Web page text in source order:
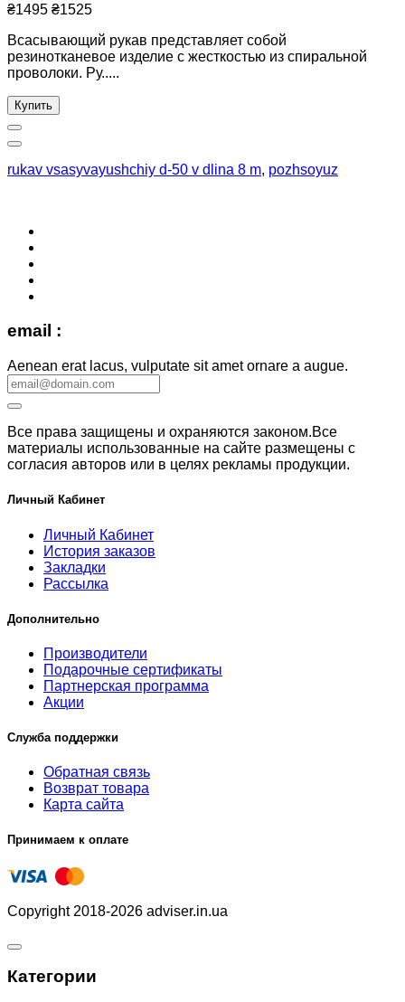
₴1495 ₴1525
Всасывающий рукав представляет собой
резинотканевое изделие с жесткостью из спиральной
проволоки. Ру.....
Купить
rukav vsasyvayushchiy d-50 v dlina 8 m, pozhsoyuz
email :
Aenean erat lacus, vulputate sit amet ornare a augue.
Все права защищены и охраняются законом.Все
материалы использованные на сайте размещены с
согласия авторов или в целях рекламы продукции.
Личный Кабинет
Личный Кабинет
История заказов
Закладки
Рассылка
Дополнительно
Производители
Подарочные сертификаты
Партнерская программа
Акции
Служба поддержки
Обратная связь
Возврат товара
Карта сайта
Принимаем к оплате
Copyright 2018-2026 adviser.in.ua
Категории